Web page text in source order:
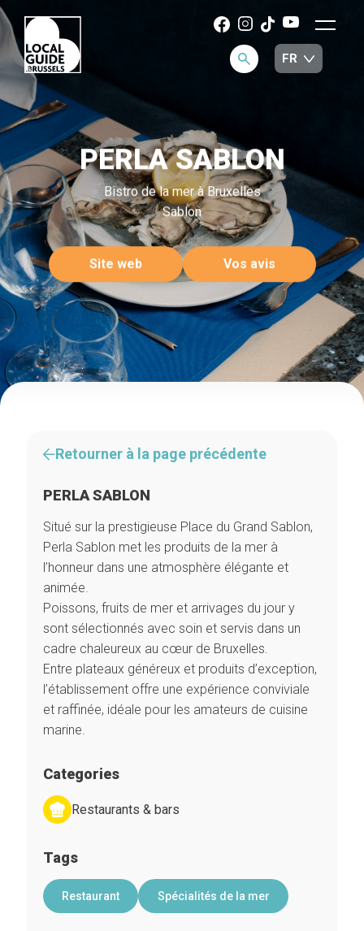
PERLA SABLON
Bistro de la mer à Bruxelles
Sablon
Site web Vos avis
Retourner à la page précédente
PERLA SABLON
Situé sur la prestigieuse Place du Grand Sablon,
Perla Sablon met les produits de la mer à
l’honneur dans une atmosphère élégante et
animée.
Poissons, fruits de mer et arrivages du jour y
sont sélectionnés avec soin et servis dans un
cadre chaleureux au cœur de Bruxelles.
Entre plateaux généreux et produits d’exception,
l’établissement offre une expérience conviviale
et raffinée, idéale pour les amateurs de cuisine
marine.
Categories
Restaurants & bars
Tags
Restaurant Spécialités de la mer